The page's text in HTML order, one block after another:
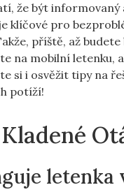
že být informovaný
klíčové pro
příště, až budete
na mobilní letenku,
si i osvěžit tipy na
potíží!
letenka